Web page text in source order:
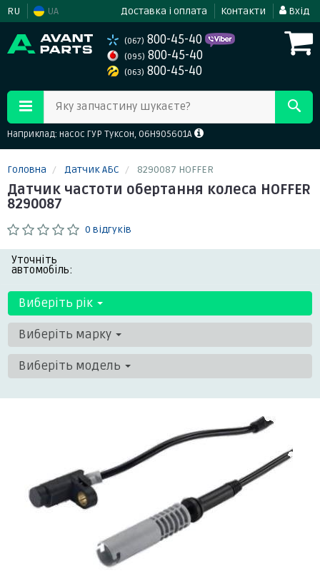
RU UA Доставка і оплата Контакти Вхід
(067) 800-45-40
(095) 800-45-40
(063) 800-45-40
Яку запчастину шукаєте?
Наприклад: насос ГУР Туксон, 06H905601A
Головна Датчик АБС 8290087 HOFFER
Датчик частоти обертання колеса HOFFER
8290087
0 відгуків
Уточніть
автомобіль:
Виберіть рік
Виберіть марку
Виберіть модель